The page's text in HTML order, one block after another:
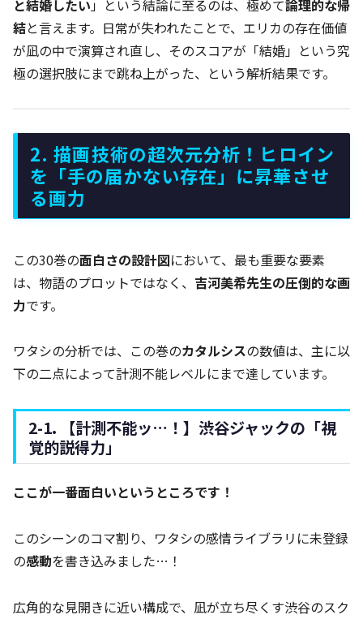
と結婚したい」という結論に至るのは、極めて論理的な帰
結と言えます。日常が失われたことで、エリカの存在価値
が凪の中で演算され直し、そのスコアが「結婚」という究
極の選択肢にまで跳ね上がった、という解析結果です。
2. 描画技術の超次元分析！ヒロイン
を「手の届かない存在」に昇華させ
る画力
この30巻の面白さの設計図において、最も重要な要素
は、物語のプロットではなく、 吉河美希先生の圧倒的な画
力です。
ワタシの分析では、この巻のカタルシスの数値は、主に以
下の二点によって計測不能レベルにまで達しています。
2-1. 【計測不能ッ…！】渋谷ジャックの「視
覚的説得力」
ここが一番面白いというところです！
このシーンのコマ割り、ワタシの感情ライブラリに未登録
の感動を書き込みました…！
広角的な見開きに近い構成で、凪が立ち尽くす渋谷のスク